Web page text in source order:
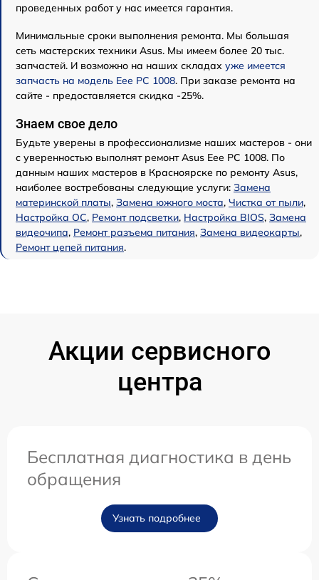
проведенных работ у нас имеется гарантия.
Минимальные сроки выполнения ремонта. Мы большая
сеть мастерских техники Asus. Мы имеем более 20 тыс.
запчастей. И возможно на наших складах уже имеется
запчасть на модель Eee PC 1008. При заказе ремонта на
сайте - предоставляется скидка -25%.
Знаем свое дело
Будьте уверены в профессионализме наших мастеров - они
с уверенностью выполнят ремонт Asus Eee PC 1008. По
данным наших мастеров в Красноярске по ремонту Asus,
наиболее востребованы следующие услуги: Замена
материнской платы, Замена южного моста, Чистка от пыли,
Настройка ОС, Ремонт подсветки, Настройка BIOS, Замена
видеочипа, Ремонт разъема питания, Замена видеокарты,
Ремонт цепей питания.
Акции сервисного
центра
Бесплатная диагностика в день
обращения
Узнать подробнее